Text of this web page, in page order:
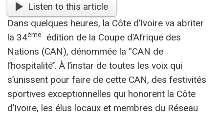
Listen to this article
Dans quelques heures, la Côte d’Ivoire va abriter
la 34ème
édition de la Coupe d’Afrique des
Nations (CAN), dénommée la ‘‘CAN de
l’hospitalité’’. À l’instar de toutes les voix qui
s’unissent pour faire de cette CAN, des festivités
sportives exceptionnelles qui honorent la Côte
d’Ivoire, les élus locaux et membres du Réseau